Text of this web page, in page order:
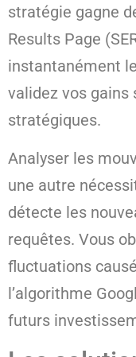
stratégie gagne
Results Page
instantanément
validez vos gains
stratégiques.
Analyser les
une autre
détecte les
requêtes. Vous
fluctuations
l’algorithme
futurs